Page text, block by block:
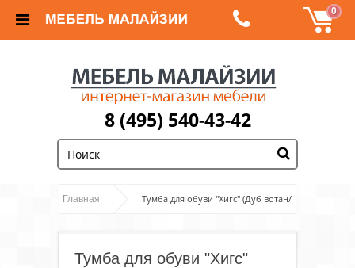
0
8 (495) 540-43-42
Главная Тумба для обуви "Хигс" (Дуб вотан/
Тумба для обуви "Хигс"